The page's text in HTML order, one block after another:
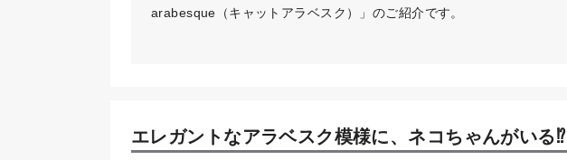
arabesque（キャットアラベスク）」のご紹介です。
エレガントなアラベスク模様に、ネコちゃんがいる⁉